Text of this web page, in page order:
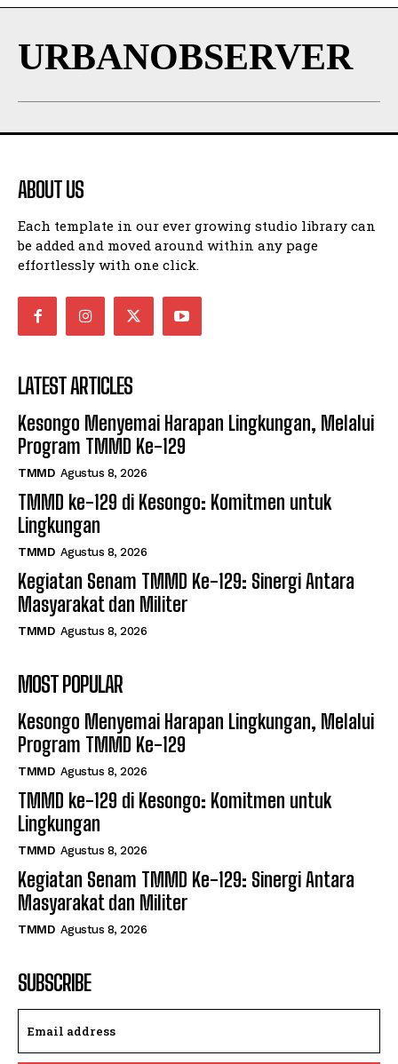
URBANOBSERVER
ABOUT US
Each template in our ever growing studio library can
be added and moved around within any page
effortlessly with one click.
LATEST ARTICLES
Kesongo Menyemai Harapan Lingkungan, Melalui
Program TMMD Ke-129
TMMD Agustus 8, 2026
TMMD ke-129 di Kesongo: Komitmen untuk
Lingkungan
TMMD Agustus 8, 2026
Kegiatan Senam TMMD Ke-129: Sinergi Antara
Masyarakat dan Militer
TMMD Agustus 8, 2026
MOST POPULAR
Kesongo Menyemai Harapan Lingkungan, Melalui
Program TMMD Ke-129
TMMD Agustus 8, 2026
TMMD ke-129 di Kesongo: Komitmen untuk
Lingkungan
TMMD Agustus 8, 2026
Kegiatan Senam TMMD Ke-129: Sinergi Antara
Masyarakat dan Militer
TMMD Agustus 8, 2026
SUBSCRIBE